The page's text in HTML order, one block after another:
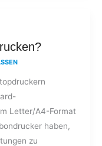
Letter/A4-Format
haben,
zu